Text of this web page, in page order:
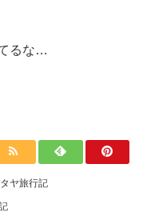
るな…
ヤ旅行記